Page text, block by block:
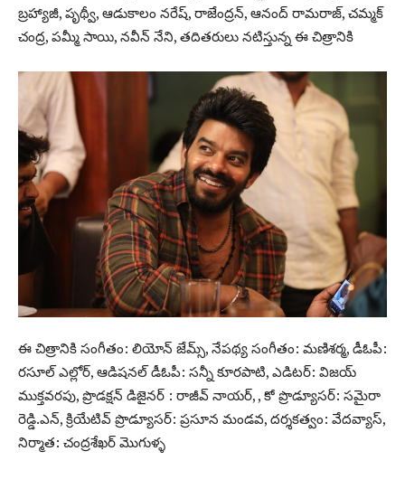
బ్రహ్యాజీ, పృథ్వీ, ఆడుకాలం నరేష్‌, రాజేంద్రన్‌, ఆనంద్‌ రామరాజ్‌, చమ్మక్‌
చంద్ర, పమ్మీ సాయి, నవీన్‌ నేని, తదితరులు నటిస్తున్న ఈ చిత్రానికి
ఈ చిత్రానికి సంగీతం: లియోన్ జేమ్స్, నేపథ్య సంగీతం: మణిశర్మ, డీఓపీ:
ర‌సూల్ ఎల్లోర్‌, ఆడిషనల్‌ డీఓపీ: సన్నీ కూరపాటి, ఎడిటర్‌: విజయ్‌
ముక్తవరపు, ప్రొడ‌క్ష‌న్ డిజైన‌ర్ : రాజీవ్ నాయర్, , కో ప్రొడ్యూస‌ర్‌: సమైరా
రెడ్డి.ఎన్‌, క్రియేటివ్ ప్రొడ్యూస‌ర్‌: ప్ర‌సూన మండ‌వ‌, దర్శకత్వం: వేదవ్యాస్‌,
నిర్మాత: చంద్రశేఖర్‌ మొగుళ్ళ